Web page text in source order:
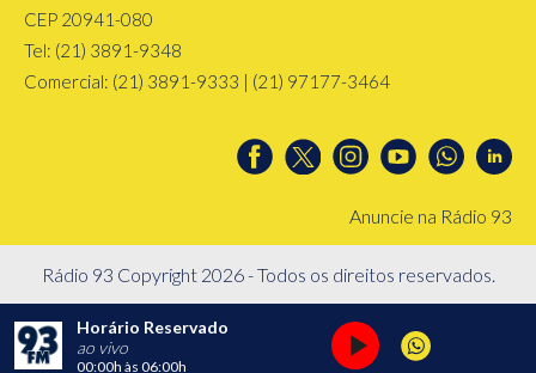
CEP 20941-080
Tel: (21) 3891-9348
Comercial: (21) 3891-9333 | (21) 97177-3464
Anuncie na Rádio 93
Rádio 93 Copyright 2026 - Todos os direitos reservados.
Horário Reservado
ao vivo
00:00h às 06:00h